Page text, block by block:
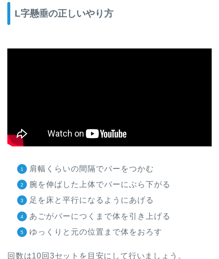
L字懸垂の正しいやり方
肩幅くらいの間隔でバーをつかむ
腕を伸ばした上体でバーにぶら下がる
足を床と平行になるようにあげる
あごがバーにつくまで体を引き上げる
ゆっくりと元の位置まで体をおろす
回数は10回3セットを目安にして行いましょう。